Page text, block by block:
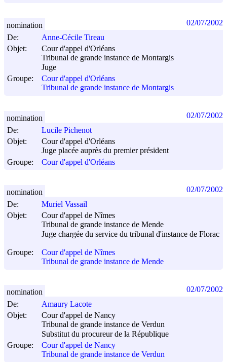
De:
Anne-Cécile Tireau
Objet:
Cour d'appel d'Orléans
Tribunal de grande instance de Montargis
Juge
Groupe:
Cour d'appel d'Orléans
Tribunal de grande instance de Montargis
nomination 02/07/2002
De:
Lucile Pichenot
Objet:
Cour d'appel d'Orléans
Juge placée auprès du premier président
Groupe:
Cour d'appel d'Orléans
nomination 02/07/2002
De:
Muriel Vassail
Objet:
Cour d'appel de Nîmes
Tribunal de grande instance de Mende
Juge chargée du service du tribunal d'instance de Florac
Groupe:
Cour d'appel de Nîmes
Tribunal de grande instance de Mende
nomination 02/07/2002
De:
Amaury Lacote
Objet:
Cour d'appel de Nancy
Tribunal de grande instance de Verdun
Substitut du procureur de la République
Groupe:
Cour d'appel de Nancy
Tribunal de grande instance de Verdun
nomination 02/07/2002